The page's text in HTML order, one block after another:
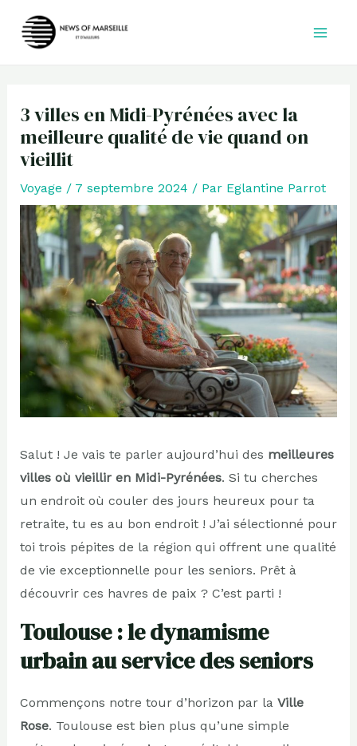
3 villes en Midi-Pyrénées avec la
meilleure qualité de vie quand on
vieillit
Voyage / 7 septembre 2024 / Par Eglantine Parrot
Salut ! Je vais te parler aujourd’hui des meilleures
villes où vieillir en Midi-Pyrénées. Si tu cherches
un endroit où couler des jours heureux pour ta
retraite, tu es au bon endroit ! J’ai sélectionné pour
toi trois pépites de la région qui offrent une qualité
de vie exceptionnelle pour les seniors. Prêt à
découvrir ces havres de paix ? C’est parti !
Toulouse : le dynamisme
urbain au service des seniors
Commençons notre tour d’horizon par la Ville
Rose. Toulouse est bien plus qu’une simple